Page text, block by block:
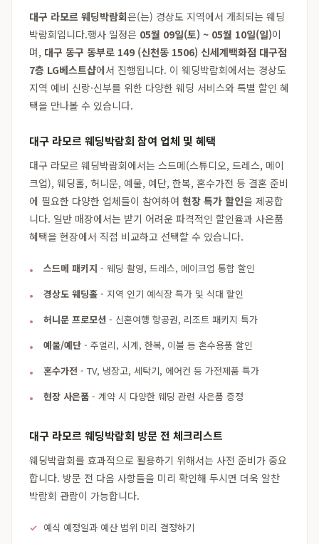
대구 라모르 웨딩박람회은(는) 경상도 지역에서 개최되는 웨딩
박람회입니다.행사 일정은 05월 09일(토) ~ 05월 10일(일)이
며, 대구 동구 동부로 149 (신천동 1506) 신세계백화점 대구점
7층 LG베스트샵에서 진행됩니다. 이 웨딩박람회에서는 경상도
지역 예비 신랑·신부를 위한 다양한 웨딩 서비스와 특별 할인 혜
택을 만나볼 수 있습니다.
대구 라모르 웨딩박람회 참여 업체 및 혜택
대구 라모르 웨딩박람회에서는 스드메(스튜디오, 드레스, 메이
크업), 웨딩홀, 허니문, 예물, 예단, 한복, 혼수가전 등 결혼 준비
에 필요한 다양한 업체들이 참여하여 현장 특가 할인을 제공합
니다. 일반 매장에서는 받기 어려운 파격적인 할인율과 사은품
혜택을 현장에서 직접 비교하고 선택할 수 있습니다.
스드메 패키지 - 웨딩 촬영, 드레스, 메이크업 통합 할인
경상도 웨딩홀 - 지역 인기 예식장 특가 및 식대 할인
허니문 프로모션 - 신혼여행 항공권, 리조트 패키지 특가
예물/예단 - 주얼리, 시계, 한복, 이불 등 혼수용품 할인
혼수가전 - TV, 냉장고, 세탁기, 에어컨 등 가전제품 특가
현장 사은품 - 계약 시 다양한 웨딩 관련 사은품 증정
대구 라모르 웨딩박람회 방문 전 체크리스트
웨딩박람회를 효과적으로 활용하기 위해서는 사전 준비가 중요
합니다. 방문 전 다음 사항들을 미리 확인해 두시면 더욱 알찬
박람회 관람이 가능합니다.
예식 예정일과 예산 범위 미리 결정하기